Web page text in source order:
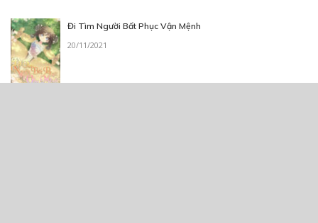
Đi Tìm Người Bất Phục Vận Mệnh
20/11/2021